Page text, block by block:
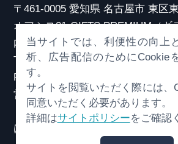
〒461-0005 愛知県 名古屋市 東区
オアシス21 GIFTS PREMIUM（ギ
内
TEL：052-253-6185
FAX：052-253-6186
営業時間：10:00～21:00
（原則、元日を除き年中無休）
は18:30まで
当サイトでは、利便性の向上
析、広告配信のためにCookie
す。
サイトを閲覧いただく際には、
同意いただく必要があります。
詳細はサイトポリシーをご確認